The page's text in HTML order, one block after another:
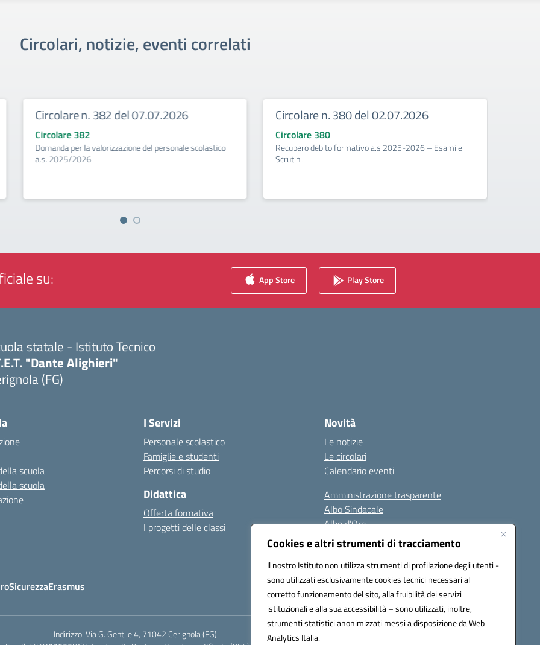
Cookies e altri strumenti di tracciamento
Il nostro Istituto non utilizza strumenti di profilazione degli utenti -
sono utilizzati esclusivamente cookies tecnici necessari al
corretto funzionamento del sito, alla fruibilità dei servizi
istituzionali e alla sua accessibilità – sono utilizzati, inoltre,
strumenti statistici anonimizzati messi a disposizione da Web
Analytics Italia.
Circolari, notizie, eventi correlati
Circolare n. 382 del 07.07.2026
Circolare 382
Domanda per la valorizzazione del personale scolastico
a.s. 2025/2026
Circolare n. 380 del 02.07.2026
Circolare 380
Recupero debito formativo a.s 2025-2026 – Esami e
Scrutini.
su: App Store Play Store
statale - Istituto Tecnico
"Dante Alighieri"
(FG)
scuola
scuola
I Servizi
Personale scolastico
Famiglie e studenti
Percorsi di studio
Didattica
Offerta formativa
I progetti delle classi
Novità
Le notizie
Le circolari
Calendario eventi
Amministrazione trasparente
Albo Sindacale
Albo d’Oro
Sicurezza
Erasmus
SicurezzaErasmus Seguici su:
Indirizzo:Via G. Gentile 4, 71042 Cerignola (FG)